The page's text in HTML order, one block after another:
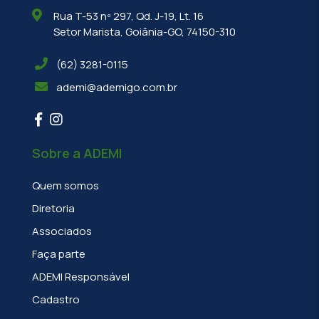
Rua T-53 nº 297, Qd. J-19, Lt. 16
Setor Marista, Goiânia-GO, 74150-310
(62) 3281-0115
ademi@ademigo.com.br
Sobre a ADEMI
Quem somos
Diretoria
Associados
Faça parte
ADEMI Responsável
Cadastro